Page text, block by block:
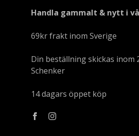
Handla gammalt & nytt i
69kr frakt inom Sverige
Din beställning skickas inom
Schenker
14 dagars öppet köp